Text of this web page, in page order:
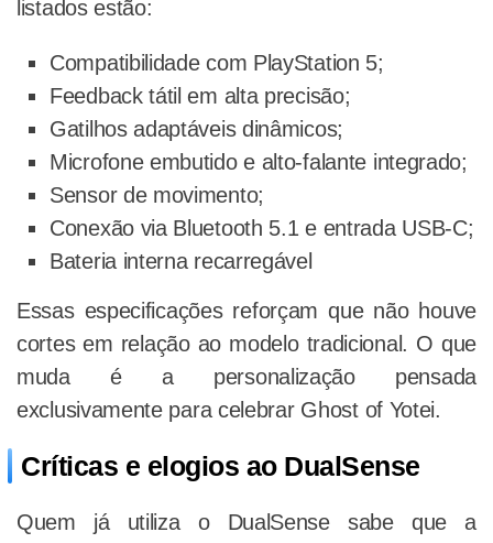
listados estão:
Compatibilidade com PlayStation 5;
Feedback tátil em alta precisão;
Gatilhos adaptáveis dinâmicos;
Microfone embutido e alto-falante integrado;
Sensor de movimento;
Conexão via Bluetooth 5.1 e entrada USB-C;
Bateria interna recarregável
Essas especificações reforçam que não houve
cortes em relação ao modelo tradicional. O que
muda é a personalização pensada
exclusivamente para celebrar Ghost of Yotei.
Críticas e elogios ao DualSense
Quem já utiliza o DualSense sabe que a